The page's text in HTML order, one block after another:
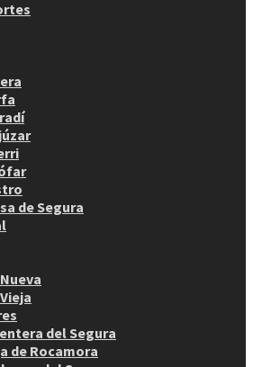
de Segura
del Segura
de Rocamora